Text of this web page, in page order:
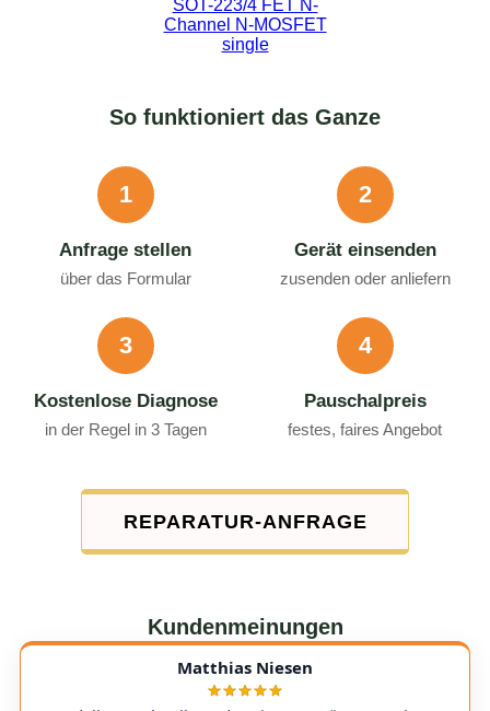
So funktioniert das Ganze
1
Anfrage stellen
über das Formular
2
Gerät einsenden
zusenden oder anliefern
3
Kostenlose Diagnose
in der Regel in 3 Tagen
4
Pauschalpreis
festes, faires Angebot
REPARATUR-ANFRAGE
Kundenmeinungen
Matthias Niesen